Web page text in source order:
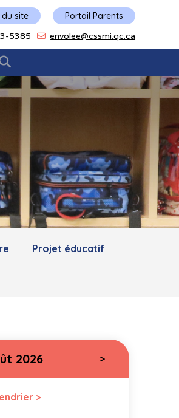
du site Portail Parents
5385 envolee@cssmi.qc.ca
Projet éducatif
2026 >
>